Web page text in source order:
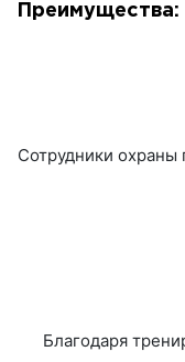
Преимущества:
Сотрудники охраны
Благодаря